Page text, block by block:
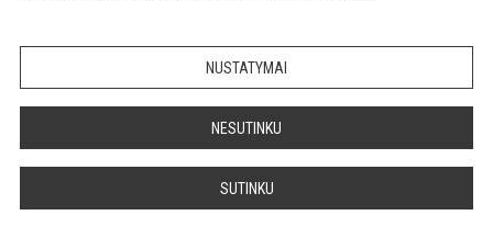
NUSTATYMAI
NESUTINKU
SUTINKU